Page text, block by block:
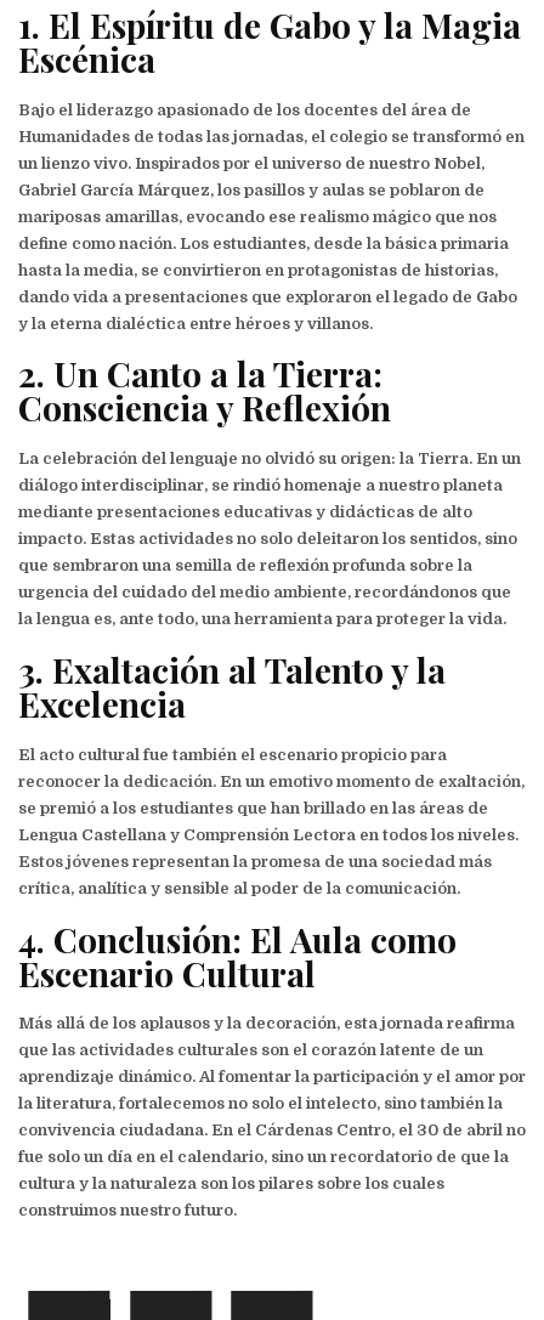
1. El Espíritu de Gabo y la Magia
Escénica
Bajo el liderazgo apasionado de los docentes del área de
Humanidades de todas las jornadas, el colegio se transformó en
un lienzo vivo. Inspirados por el universo de nuestro Nobel,
Gabriel García Márquez, los pasillos y aulas se poblaron de
mariposas amarillas, evocando ese realismo mágico que nos
define como nación. Los estudiantes, desde la básica primaria
hasta la media, se convirtieron en protagonistas de historias,
dando vida a presentaciones que exploraron el legado de Gabo
y la eterna dialéctica entre héroes y villanos.
2. Un Canto a la Tierra:
Consciencia y Reflexión
La celebración del lenguaje no olvidó su origen: la Tierra. En un
diálogo interdisciplinar, se rindió homenaje a nuestro planeta
mediante presentaciones educativas y didácticas de alto
impacto. Estas actividades no solo deleitaron los sentidos, sino
que sembraron una semilla de reflexión profunda sobre la
urgencia del cuidado del medio ambiente, recordándonos que
la lengua es, ante todo, una herramienta para proteger la vida.
3. Exaltación al Talento y la
Excelencia
El acto cultural fue también el escenario propicio para
reconocer la dedicación. En un emotivo momento de exaltación,
se premió a los estudiantes que han brillado en las áreas de
Lengua Castellana y Comprensión Lectora en todos los niveles.
Estos jóvenes representan la promesa de una sociedad más
crítica, analítica y sensible al poder de la comunicación.
4. Conclusión: El Aula como
Escenario Cultural
Más allá de los aplausos y la decoración, esta jornada reafirma
que las actividades culturales son el corazón latente de un
aprendizaje dinámico. Al fomentar la participación y el amor por
la literatura, fortalecemos no solo el intelecto, sino también la
convivencia ciudadana. En el Cárdenas Centro, el 30 de abril no
fue solo un día en el calendario, sino un recordatorio de que la
cultura y la naturaleza son los pilares sobre los cuales
construimos nuestro futuro.